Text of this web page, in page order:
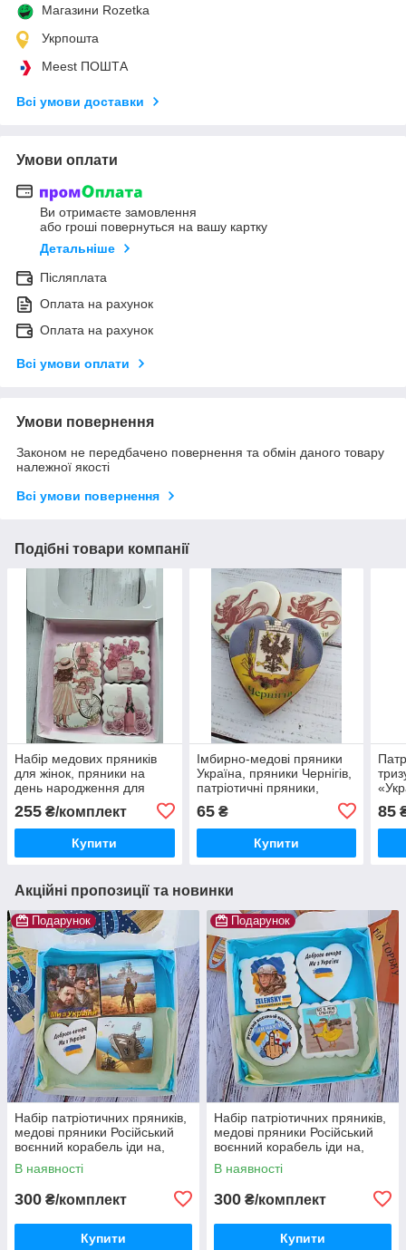
Магазини Rozetka
Укрпошта
Meest ПОШТА
Всі умови доставки
Умови оплати
Ви отримаєте замовлення
або гроші повернуться на вашу картку
Детальніше
Післяплата
Оплата на рахунок
Оплата на рахунок
Всі умови оплати
Умови повернення
Законом не передбачено повернення та обмін даного товару
належної якості
Всі умови повернення
Подібні товари компанії
Набір медових пряників
для жінок, пряники на
день народження для
побажаннями
255 ₴/комплект
Купити
Імбирно-медові пряники
Україна, пряники Чернігів,
патріотичні пряники,
Незалежності, пряники
Українська символіка
65₴
Купити
85
Акційні пропозиції та новинки
Подарунок
Набір патріотичних пряників,
медові пряники Російський
воєнний корабель іди на,
пряники Доброго вечора ми з
України
В наявності
300 ₴/комплект
Купити
Подарунок
Набір патріотичних пряників,
медові пряники Російський
воєнний корабель іди на,
пряники Доброго вечора ми з
України
В наявності
300 ₴/комплект
Купити